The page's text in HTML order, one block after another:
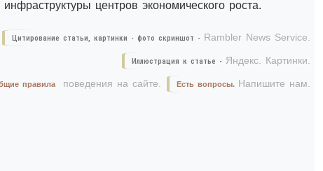
центров экономического роста.
Цитирование статьи, картинки - фото скриншот - Rambler News Service.
Иллюстрация к статье - Яндекс. Картинки.
Есть вопросы. Напишите нам.
правила поведения на сайте.